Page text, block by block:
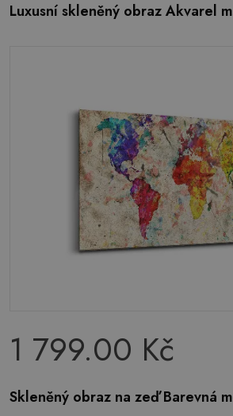
Luxusní skleněný obraz Akvarel
1 799.00 Kč
Skleněný obraz na zeď Barevná